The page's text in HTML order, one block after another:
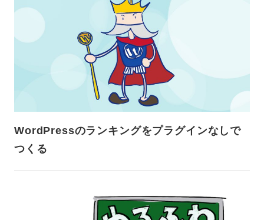
WordPressのランキングをプラグインなしで
つくる